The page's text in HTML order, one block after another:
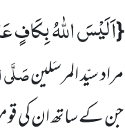
{اَلَیْسَ اللّٰهُ بِكَافٍ
مراد سیّد المرسَلینصَلَّی
جن کے ساتھان کی